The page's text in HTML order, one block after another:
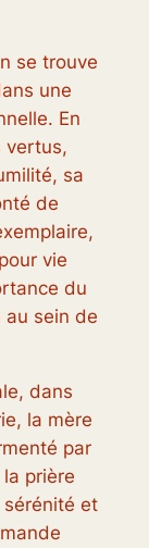
se trouve
une
En
vertus,
sa
de
vie
du
au sein de
dans
la mère
par
prière
sérénité et